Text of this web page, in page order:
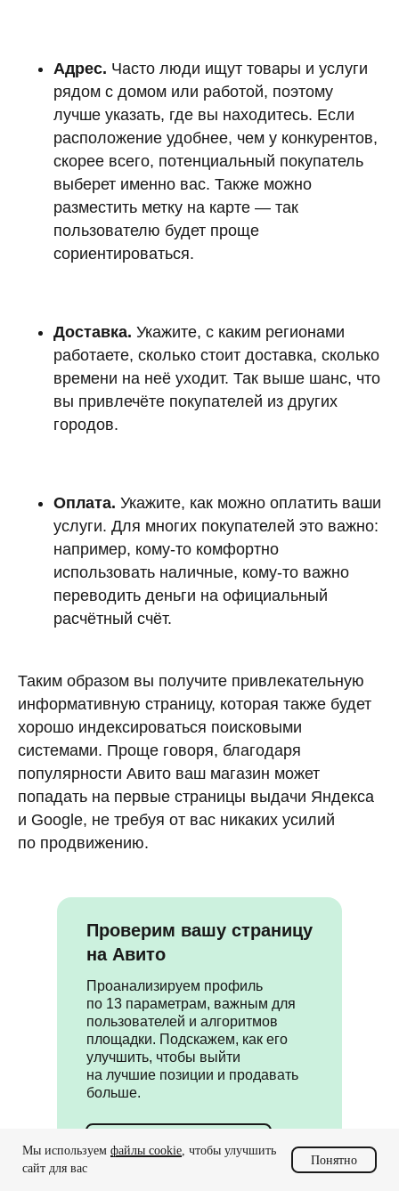
Адрес. Часто люди ищут товары и услуги
рядом с домом или работой, поэтому
лучше указать, где вы находитесь. Если
расположение удобнее, чем у конкурентов,
скорее всего, потенциальный покупатель
выберет именно вас. Также можно
разместить метку на карте — так
пользователю будет проще
сориентироваться.
Доставка. Укажите, с каким регионами
работаете, сколько стоит доставка, сколько
времени на неё уходит. Так выше шанс, что
вы привлечёте покупателей из других
городов.
Оплата. Укажите, как можно оплатить ваши
услуги. Для многих покупателей это важно:
например, кому-то комфортно
использовать наличные, кому-то важно
переводить деньги на официальный
расчётный счёт.
Таким образом вы получите привлекательную
информативную страницу, которая также будет
хорошо индексироваться поисковыми
системами. Проще говоря, благодаря
популярности Авито ваш магазин может
попадать на первые страницы выдачи Яндекса
и Google, не требуя от вас никаких усилий
по продвижению.
Проверим вашу страницу
на Авито
Проанализируем профиль
по 13 параметрам, важным для
пользователей и алгоритмов
площадки. Подскажем, как его
улучшить, чтобы выйти
на лучшие позиции и продавать
больше.
Попробовать бесплатно
Мы используем файлы cookie, чтобы улучшить
сайт для вас
Понятно